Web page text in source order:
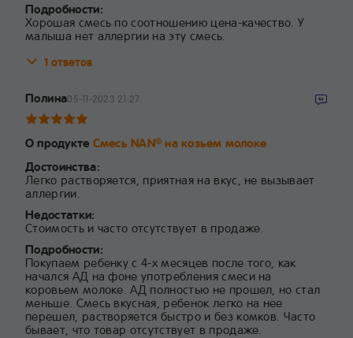
Подробности:
Хорошая смесь по соотношению цена-качество. У
малыша нет аллергии на эту смесь.
1 ответов
Полина05-11-2023 21:27
О продукте Смесь NAN® на козьем молоке
Достоинства:
Легко растворяется, приятная на вкус, не вызывает
аллергии.
Недостатки:
Стоимость и часто отсутствует в продаже.
Подробности:
Покупаем ребенку с 4-х месяцев после того, как
начался АД на фоне употребления смеси на
коровьем молоке. АД полностью не прошел, но стал
меньше. Смесь вкусная, ребенок легко на нее
перешел, растворяется быстро и без комков. Часто
бывает, что товар отсутствует в продаже.